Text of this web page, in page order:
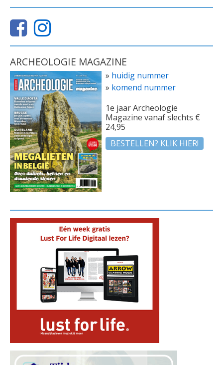
ARCHEOLOGIE MAGAZINE
» huidig nummer
» komend nummer
1e jaar Archeologie
Magazine vanaf slechts €
24,95
BESTELLEN? KLIK HIER!